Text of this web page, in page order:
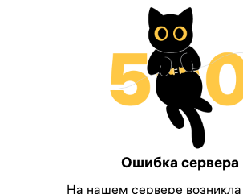
Ошибка сервера
На нашем сервере